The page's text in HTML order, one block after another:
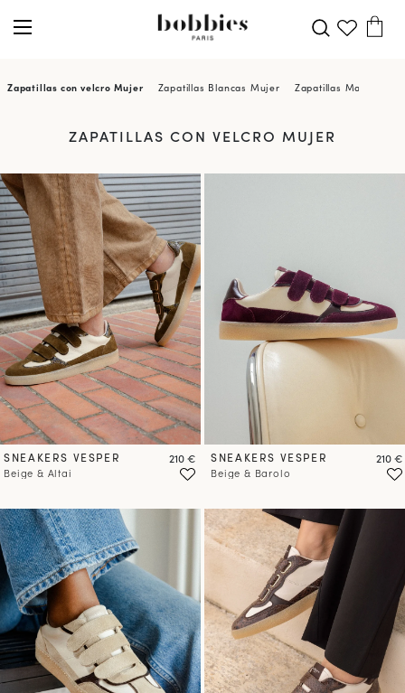
Zapatillas con velcro Mujer Zapatillas Blancas Mujer Zapatillas Marrones
ZAPATILLAS CON VELCRO MUJER
SNEAKERS VESPER
Beige & Altai
Precio
210 € SNEAKERS VESPER
Beige & Barolo
Precio
210 €